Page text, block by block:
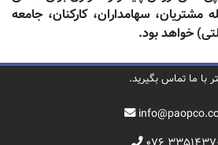
سهامداران، کارکنان، جامعه
خواهد بود.
با ما تماس بگیرید.